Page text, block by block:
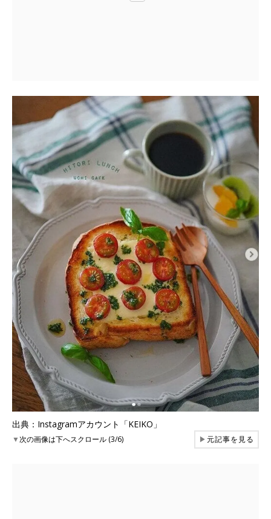
出典：Instagramアカウント「KEIKO」
▼次の画像は下へスクロール (3/6) ▶元記事を見る